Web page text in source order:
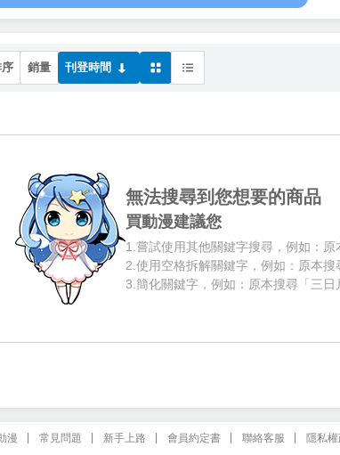
銷量 刊登時間
無法搜尋到您想要的商品
買動漫建議您
1.嘗試使用其他關鍵字搜尋，例如：原
2.使用空格拆解關鍵字，例如：原本搜
3.簡化關鍵字，例如：原本搜尋「三日
漫 常見問題 新手上路 會員約定書 聯絡客服 隱私